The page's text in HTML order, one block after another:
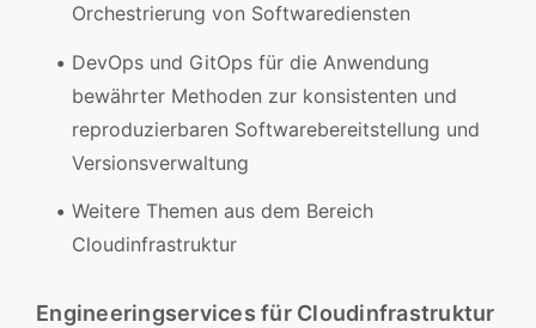
Orchestrierung von Softwarediensten
DevOps und GitOps für die Anwendung
bewährter Methoden zur konsistenten und
reproduzierbaren Softwarebereitstellung und
Versionsverwaltung
Weitere Themen aus dem Bereich
Cloudinfrastruktur
Engineeringservices für Cloudinfrastruktur